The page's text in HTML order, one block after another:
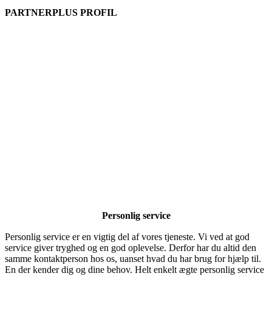
PARTNERPLUS PROFIL
Personlig service
Personlig service er en vigtig del af vores tjeneste. Vi ved at god
service giver tryghed og en god oplevelse. Derfor har du altid den
samme kontaktperson hos os, uanset hvad du har brug for hjælp til.
En der kender dig og dine behov. Helt enkelt ægte personlig service